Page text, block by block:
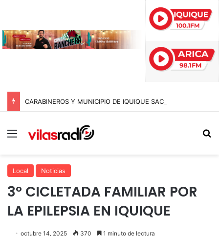
Menú
Local Noticias
3º CICLETADA FAMILIAR POR
LA EPILEPSIA EN IQUIQUE
octubre 14, 2025 370 1 minuto de lectura